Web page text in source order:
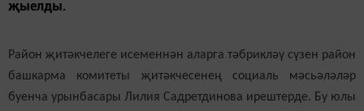
җыелды.
Район җитәкчелеге исеменнән аларга тәбрикләү сүзен район
башкарма комитеты җитәкчесенең социаль мәсьәләләр
буенча урынбасары Лилия Садретдинова ирештерде. Бу юлы